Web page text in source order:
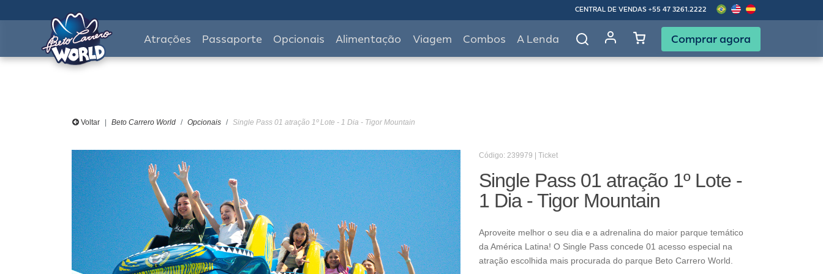
CENTRAL DE VENDAS +55 47 3261.2222
Atrações Passaporte Opcionais Alimentação Viagem Combos A Lenda Comprar agora
Voltar Beto Carrero World Opcionais Single Pass 01 atração 1º Lote - 1 Dia - Tigor Mountain
Código: 239979 | Ticket
Single Pass 01 atração 1º Lote -
1 Dia - Tigor Mountain
Aproveite melhor o seu dia e a adrenalina do maior parque temático
da América Latina! O Single Pass concede 01 acesso especial na
atração escolhida mais procurada do parque Beto Carrero World.